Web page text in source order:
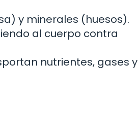
y minerales (huesos).
al cuerpo contra
nutrientes, gases y